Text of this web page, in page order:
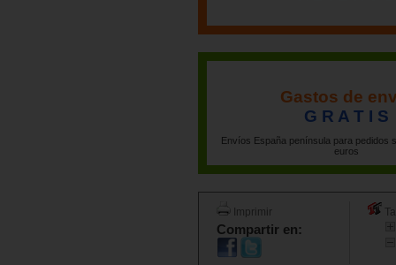
Gastos de
G R A T I S
Envíos España península para pedidos
euros
Imprimir
Compartir en: